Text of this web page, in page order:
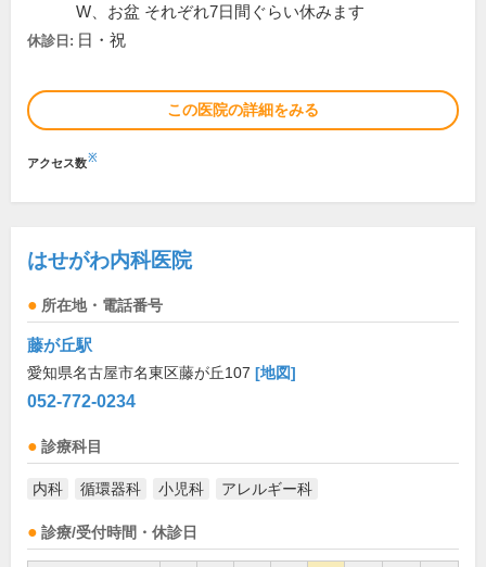
W、お盆 それぞれ7日間ぐらい休みます
休診日: 日・祝
この医院の詳細をみる
アクセス数※
はせがわ内科医院
所在地・電話番号
藤が丘駅
愛知県名古屋市名東区藤が丘107 [地図]
052-772-0234
診療科目
内科 循環器科 小児科 アレルギー科
診療/受付時間・休診日